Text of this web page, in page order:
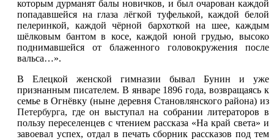
которым дурманят балы новичков, и был очарован каждой
попадавшейся на глаза лёгкой туфелькой, каждой белой
пелеринкой, каждой чёрной бархоткой на шее, каждым
шёлковым бантом в косе, каждой юной грудью, высоко
поднимавшейся от блаженного головокружения после
вальса…».
B Елецкой женской гимназии бывал Бунин и уже
признанным писателем. В январе 1896 года, возвращаясь к
семье в Огнёвку (ныне деревня Становлянского района) из
Петербурга, где он выступал на собрании литераторов в
пользу переселенцев с чтением рассказа «На край света» и
завоевал успех, отдал в печать сборник рассказов под тем